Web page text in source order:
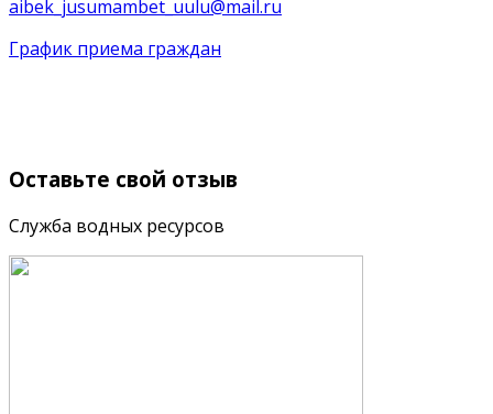
aibek_jusumambet_uulu@mail.ru
График приема граждан
Оставьте свой отзыв
Служба водных ресурсов